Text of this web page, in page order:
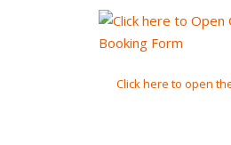
Click here to open